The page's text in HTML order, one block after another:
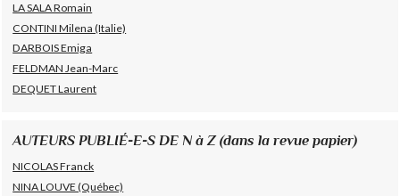
LA SALA Romain
CONTINI Milena (Italie)
DARBOIS Emiga
FELDMAN Jean-Marc
DEQUET Laurent
AUTEURS PUBLIÉ-E-S DE N à Z (dans la revue papier)
NICOLAS Franck
NINA LOUVE (Québec)